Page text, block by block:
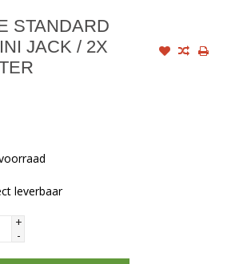
STANDARD
JACK / 2X
leverbaar
+
-